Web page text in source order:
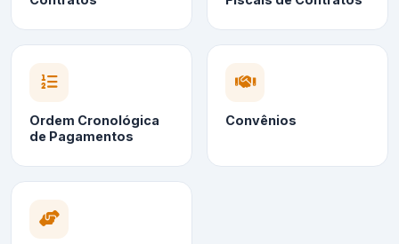
Ordem Cronológica
de Pagamentos
Convênios